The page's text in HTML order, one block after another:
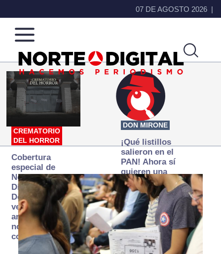
07 DE AGOSTO 2026
Norte
de
Ciudad
Más
que
noticias,
hacemos periodismo
CREMATORIO
DEL HORROR
Cobertura
especial de
Norte
Digital:
Donde la
verdad
arde… pero
no se
consume
DON MIRONE
¡Qué listillos
salieron en el
PAN! Ahora sí
quieren una
Fiscalía
autónoma… y
transexenal